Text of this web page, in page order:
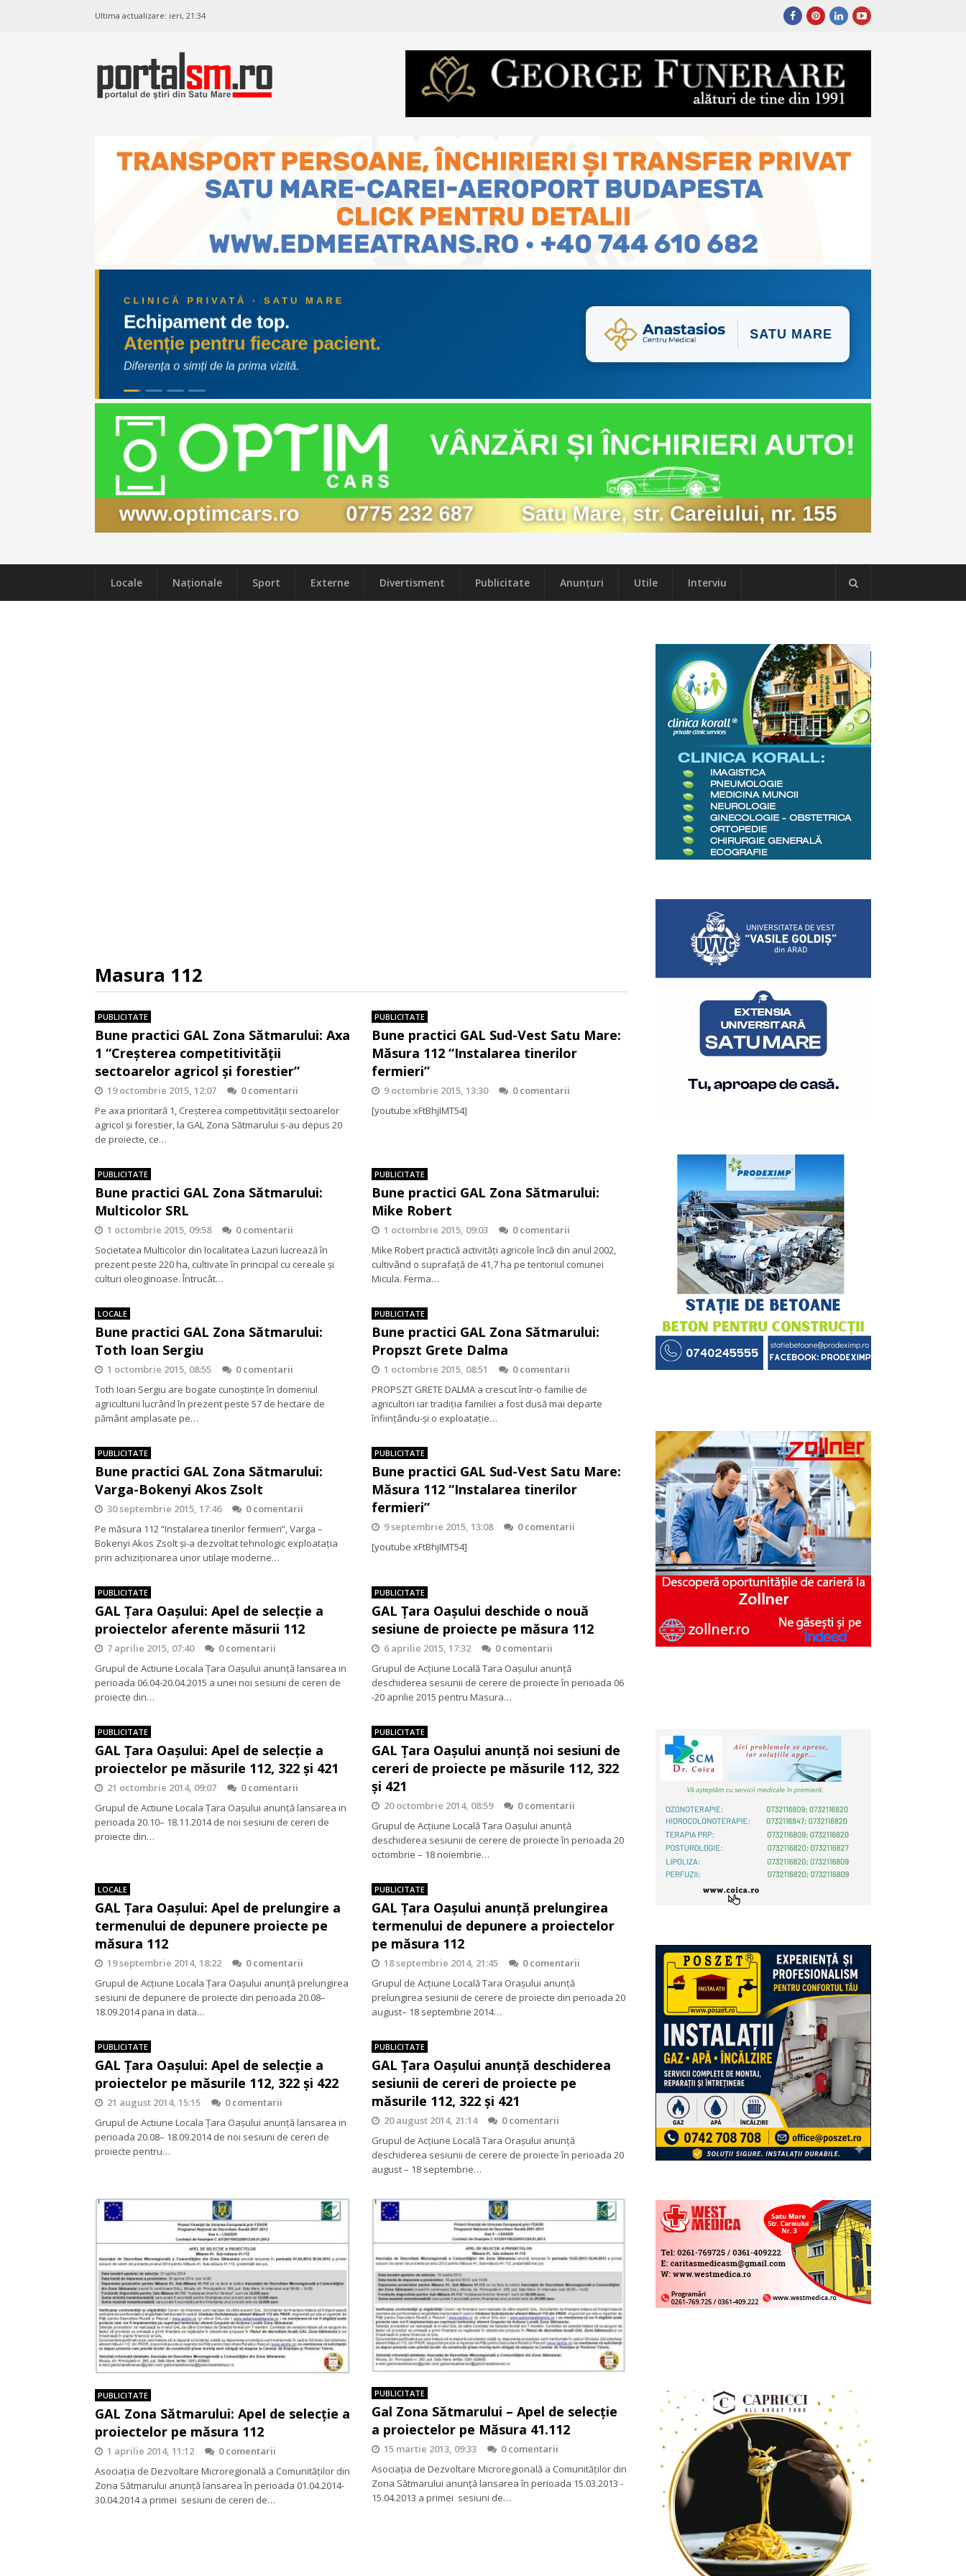
Ultima actualizare: ieri, 21:34
Locale Naţionale Sport Externe Divertisment Publicitate Anunțuri Utile Interviu
Masura 112
PUBLICITATE
Bune practici GAL Zona Sătmarului: Axa
1 “Creşterea competitivităţii
sectoarelor agricol şi forestier”
19 octombrie 2015, 12:07
0 comentarii
Pe axa prioritară 1, Creşterea competitivităţii sectoarelor
agricol şi forestier, la GAL Zona Sătmarului s-au depus 20
de proiecte, ce…
PUBLICITATE
Bune practici GAL Sud-Vest Satu Mare:
Măsura 112 “Instalarea tinerilor
fermieri”
9 octombrie 2015, 13:30
0 comentarii
[youtube xFtBhjIMT54]
PUBLICITATE
Bune practici GAL Zona Sătmarului:
Multicolor SRL
1 octombrie 2015, 09:58
0 comentarii
Societatea Multicolor din localitatea Lazuri lucrează în
prezent peste 220 ha, cultivate în principal cu cereale şi
culturi oleoginoase. Întrucât…
PUBLICITATE
Bune practici GAL Zona Sătmarului:
Mike Robert
1 octombrie 2015, 09:03
0 comentarii
Mike Robert practică activităţi agricole încă din anul 2002,
cultivând o suprafaţă de 41,7 ha pe teritoriul comunei
Micula. Ferma…
LOCALE
Bune practici GAL Zona Sătmarului:
Toth Ioan Sergiu
1 octombrie 2015, 08:55
0 comentarii
Toth Ioan Sergiu are bogate cunoştinţe în domeniul
agriculturii lucrând în prezent peste 57 de hectare de
pământ amplasate pe…
PUBLICITATE
Bune practici GAL Zona Sătmarului:
Propszt Grete Dalma
1 octombrie 2015, 08:51
0 comentarii
PROPSZT GRETE DALMA a crescut într-o familie de
agricultori iar tradiţia familiei a fost dusă mai departe
înfiinţându-şi o exploataţie…
PUBLICITATE
Bune practici GAL Zona Sătmarului:
Varga-Bokenyi Akos Zsolt
30 septembrie 2015, 17:46
0 comentarii
Pe măsura 112 “Instalarea tinerilor fermieri”, Varga –
Bokenyi Akos Zsolt şi-a dezvoltat tehnologic exploataţia
prin achiziţionarea unor utilaje moderne…
PUBLICITATE
Bune practici GAL Sud-Vest Satu Mare:
Măsura 112 “Instalarea tinerilor
fermieri”
9 septembrie 2015, 13:08
0 comentarii
[youtube xFtBhjIMT54]
PUBLICITATE
GAL Țara Oașului: Apel de selecție a
proiectelor aferente măsurii 112
7 aprilie 2015, 07:40
0 comentarii
Grupul de Actiune Locala Ţara Oaşului anunţă lansarea in
perioada 06.04-20.04.2015 a unei noi sesiuni de cereri de
proiecte din…
PUBLICITATE
GAL Țara Oașului deschide o nouă
sesiune de proiecte pe măsura 112
6 aprilie 2015, 17:32
0 comentarii
Grupul de Acțiune Locală Tara Oaşului anunţă
deschiderea sesiunii de cerere de proiecte în perioada 06
-20 aprilie 2015 pentru Masura…
PUBLICITATE
GAL Țara Oașului: Apel de selecție a
proiectelor pe măsurile 112, 322 și 421
21 octombrie 2014, 09:07
0 comentarii
Grupul de Actiune Locala Ţara Oaşului anunţă lansarea in
perioada 20.10– 18.11.2014 de noi sesiuni de cereri de
proiecte din…
PUBLICITATE
GAL Țara Oașului anunță noi sesiuni de
cereri de proiecte pe măsurile 112, 322
și 421
20 octombrie 2014, 08:59
0 comentarii
Grupul de Acțiune Locală Tara Oaşului anunţă
deschiderea sesiunii de cerere de proiecte în perioada 20
octombrie – 18 noiembrie…
LOCALE
GAL Țara Oașului: Apel de prelungire a
termenului de depunere proiecte pe
măsura 112
19 septembrie 2014, 18:22
0 comentarii
Grupul de Acțiune Locala Ţara Oaşului anunţă prelungirea
sesiuni de depunere de proiecte din perioada 20.08–
18.09.2014 pana in data…
PUBLICITATE
GAL Țara Oașului anunță prelungirea
termenului de depunere a proiectelor
pe măsura 112
18 septembrie 2014, 21:45
0 comentarii
Grupul de Acțiune Locală Tara Oraşului anunţă
prelungirea sesiunii de cerere de proiecte din perioada 20
august– 18 septembrie 2014…
PUBLICITATE
GAL Țara Oașului: Apel de selecție a
proiectelor pe măsurile 112, 322 și 422
21 august 2014, 15:15
0 comentarii
Grupul de Actiune Locala Ţara Oaşului anunţă lansarea in
perioada 20.08– 18.09.2014 de noi sesiuni de cereri de
proiecte pentru…
PUBLICITATE
GAL Țara Oașului anunță deschiderea
sesiunii de cereri de proiecte pe
măsurile 112, 322 și 421
20 august 2014, 21:14
0 comentarii
Grupul de Acțiune Locală Tara Oraşului anunţă
deschiderea sesiunii de cerere de proiecte în perioada 20
august – 18 septembrie…
PUBLICITATE
GAL Zona Sătmarului: Apel de selecţie a
proiectelor pe măsura 112
1 aprilie 2014, 11:12
0 comentarii
Asociația de Dezvoltare Microregională a Comunităţilor din
Zona Sătmarului anunță lansarea în perioada 01.04.2014-
30.04.2014 a primei sesiuni de cereri de…
PUBLICITATE
Gal Zona Sătmarului – Apel de selecție
a proiectelor pe Măsura 41.112
15 martie 2013, 09:33
0 comentarii
Asociația de Dezvoltare Microregională a Comunităţilor din
Zona Sătmarului anunță lansarea în perioada 15.03.2013 -
15.04.2013 a primei sesiuni de…